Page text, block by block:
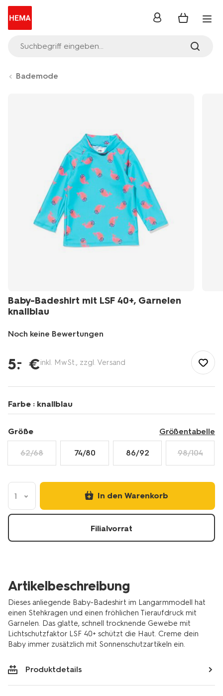
Suchbegriff eingeben...
Anmelden
Bademode
Baby-Badeshirt mit LSF 40+, Garnelen
knallblau
Noch keine Bewertungen
de/baby/babykleidung/baby-
bademode/baby-
mit-
lsf-
40plus-
knallblau-
33200665BRIGHTBLUE.html
5.
– €inkl. MwSt., zzgl. Versand
Farbe : knallblau
Größe Größentabelle
62/68 74/80 86/92 98/104
1 In den Warenkorb
Filialvorrat
Artikelbeschreibung
Dieses anliegende Baby-Badeshirt im Langarmmodell hat
einen Stehkragen und einen fröhlichen Tieraufdruck mit
Garnelen. Das glatte, schnell trocknende Gewebe mit
Lichtschutzfaktor LSF 40+ schützt die Haut. Creme dein
Baby immer zusätzlich mit Sonnenschutzartikeln ein.
Produktdetails